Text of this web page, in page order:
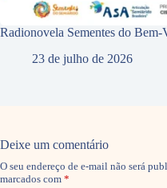
Radionovela Sementes do Bem-
23 de julho de 2026
Deixe um comentário
O seu endereço de e-mail não será
marcados com *